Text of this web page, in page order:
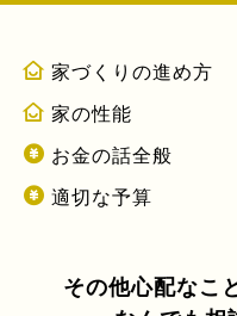
家づくりの進め方
家の性能
お金の話全般
適切な予算
その他心配なこ